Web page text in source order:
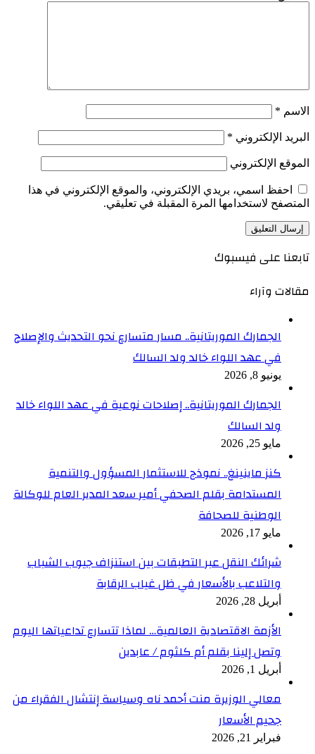
الاسم *
البريد الإلكتروني *
الموقع الإلكتروني
احفظ اسمي، بريدي الإلكتروني، والموقع الإلكتروني في هذا
المتصفح لاستخدامها المرة المقبلة في تعليقي.
تابعنا على فيسبوك
مقالات وآراء
الجمارك الموريتانية.. مسار متسارع نحو التحديث والإصلاح
في عهد اللواء خالد ولد السالك
يونيو 8, 2026
الجمارك الموريتانية.. إصلاحات نوعية في عهد اللواء خالد
ولد السالك
مايو 25, 2026
كنز ماينينغ.. نموذج للاستثمار المسؤول والتنمية
المستدامة بقلم الصحفي أمير سعد المدير العام للوكالة
الوطنية للصحافة
مايو 17, 2026
شرائك النقل عبر التطبقات بين استنزاف جيوب الشباب
والتلاعب بالأسعار في ظل غياب الرقابة
أبريل 28, 2026
الأزمة الاقتصادية العالمية… لماذا تتسارع تداعياتها اليوم
وتصل إلينا بقلم أم كلثوم / عابدين
أبريل 1, 2026
معالي الوزيرة منت أحمد ناه وسياسة إنتشال الفقراء من
جحيم الأسعار
فبراير 21, 2026